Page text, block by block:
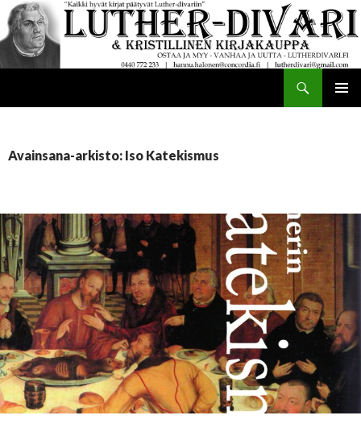
Avainsana-arkisto: Iso Katekismus